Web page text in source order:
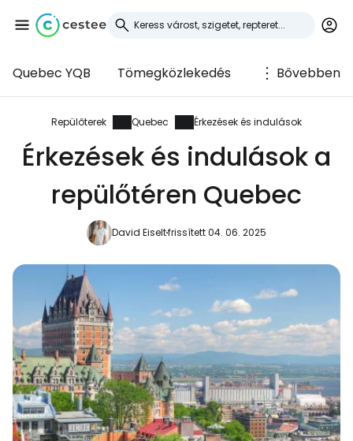
Quebec YQB Tömegközlekedés Bővebben
Repülőterek Quebec Érkezések és indulások
Érkezések és indulások a
repülőtéren Quebec
David Eiseltfrissített 04. 06. 2025
Bejelentkezés a
Cestee-be
... az utazási közösség világszerte
Folytatás a Google-lal
Folytatás a Facebookkal
Folytassa e-mailben